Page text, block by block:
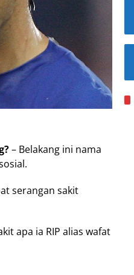
– Belakang ini nama
serangan sakit
apa ia RIP alias wafat